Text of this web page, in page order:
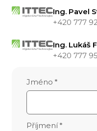
Ing. Pavel
+420 777
Ing. Lukáš
+420 777
Jméno *
Příjmení *